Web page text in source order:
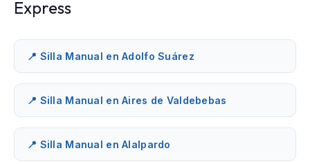
Express
📍 Silla Manual en Adolfo Suárez
📍 Silla Manual en Aires de Valdebebas
📍 Silla Manual en Alalpardo